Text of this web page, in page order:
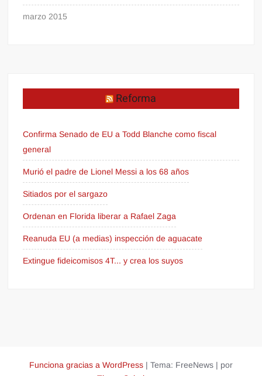
marzo 2015
Reforma
Confirma Senado de EU a Todd Blanche como fiscal
general
Murió el padre de Lionel Messi a los 68 años
Sitiados por el sargazo
Ordenan en Florida liberar a Rafael Zaga
Reanuda EU (a medias) inspección de aguacate
Extingue fideicomisos 4T... y crea los suyos
Funciona gracias a WordPress | Tema: FreeNews | por